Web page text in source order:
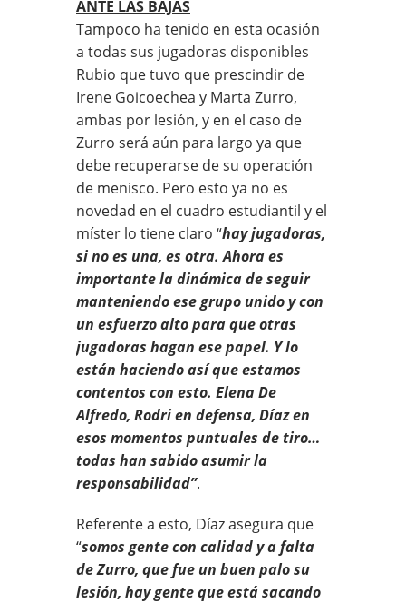
ANTE LAS BAJAS
Tampoco ha tenido en esta ocasión
a todas sus jugadoras disponibles
Rubio que tuvo que prescindir de
Irene Goicoechea y Marta Zurro,
ambas por lesión, y en el caso de
Zurro será aún para largo ya que
debe recuperarse de su operación
de menisco. Pero esto ya no es
novedad en el cuadro estudiantil y el
míster lo tiene claro “hay jugadoras,
si no es una, es otra. Ahora es
importante la dinámica de seguir
manteniendo ese grupo unido y con
un esfuerzo alto para que otras
jugadoras hagan ese papel. Y lo
están haciendo así que estamos
contentos con esto. Elena De
Alfredo, Rodri en defensa, Díaz en
esos momentos puntuales de tiro…
todas han sabido asumir la
responsabilidad”.
Referente a esto, Díaz asegura que
“somos gente con calidad y a falta
de Zurro, que fue un buen palo su
lesión, hay gente que está sacando